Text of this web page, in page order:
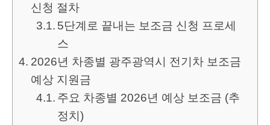
신청 절차
5단계로 끝내는 보조금 신청 프로세
스
2026년 차종별 광주광역시 전기차 보조금
예상 지원금
주요 차종별 2026년 예상 보조금 (추
정치)